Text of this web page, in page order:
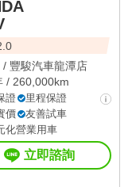
/ 豐駿汽車龍潭店
/ 260,000km
證
里程保證
價
友善試車
化營業用車
立即諮詢